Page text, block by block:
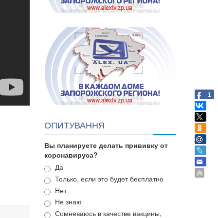
ОПИТУВАННЯ
Вы планируете делать прививку от
коронавируса?
Варианты
Да
Только, если это будет бесплатно
Нет
Не знаю
Сомневаюсь в качестве вакцины,
1